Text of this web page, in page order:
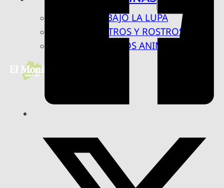
BAJO LA LUPA
RASTROS Y ROSTROS
VÍNCULOS ANIMALES